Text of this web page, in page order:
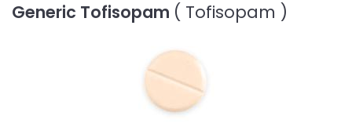
Generic Tofisopam ( Tofisopam )